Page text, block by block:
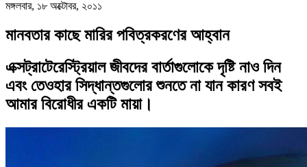
মঙ্গলবার, ১৮ অক্টোবর, ২০১১
মানবতার কাছে মারির পবিত্রকরণের আহ্বান
এক্সট্রাটেরেস্ট্রিয়াল জীবদের বার্তাগুলোকে দৃষ্টি নাও দিন
এবং তেওহার সিদ্ধান্তগুলোর শুনতে না যান কারণ সবই
আমার বিরোধীর একটি মায়া।